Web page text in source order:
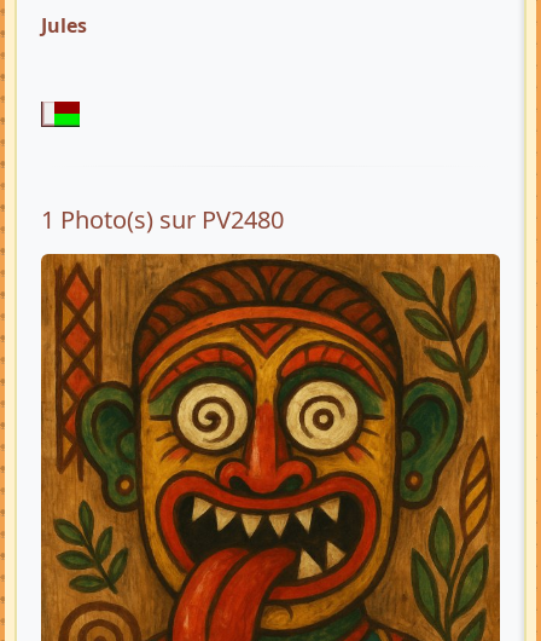
Jules
1 Photo(s) sur PV2480